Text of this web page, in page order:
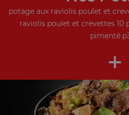
potage aux raviolis poulet et
raviolis poulet et crevettes 10
pimenté
+